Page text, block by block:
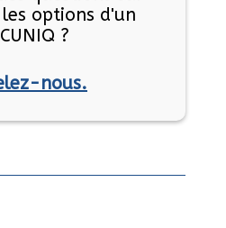
options d'un
?
nous.